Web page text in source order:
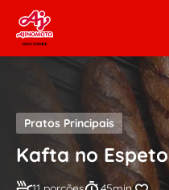
Skip to content
Pratos Principais
Kafta no Espeto